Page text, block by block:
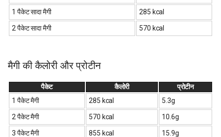
1 पैकेट सादा मैगी 285 kcal
2 पैकेट सादा मैगी 570 kcal
मैगी की कैलोरी और प्रोटीन
पैकेट कैलोरी
प्रोटीन
1 पैकेट मैगी
285 kcal 5.3g
2 पैकेट मैगी 570 kcal 10.6g
3 पैकेट मैगी 855 kcal 15.9g